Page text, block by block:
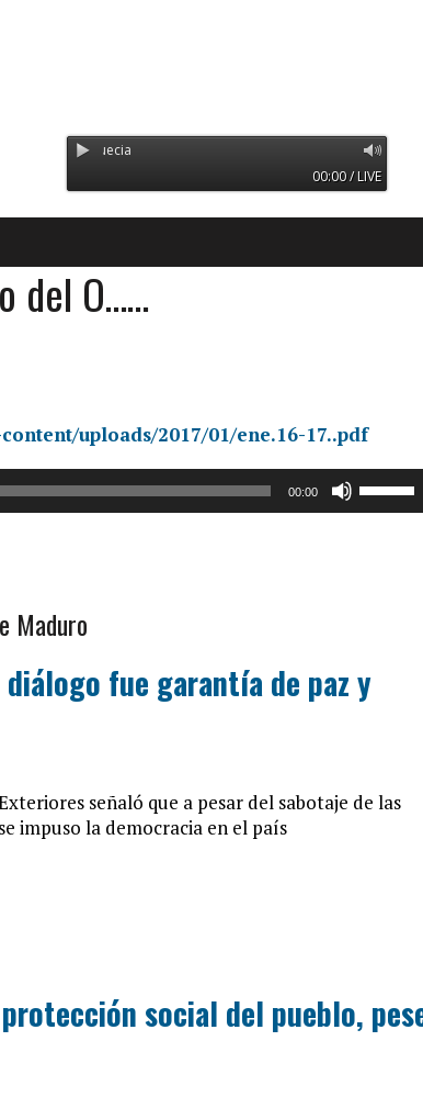
Radio Orinoco -
00:00 / LIVE
del O……
uploads/2017/01/ene.16-17..pdf
00:00
o
Maduro
fue garantía de paz y
señaló que a pesar del sabotaje de las
impuso la democracia en el país
social del pueblo,